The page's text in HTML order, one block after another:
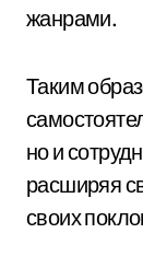
жанрами.
Таким
но и
расширяя
своих